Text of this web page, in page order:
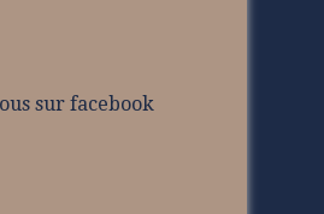
sur facebook